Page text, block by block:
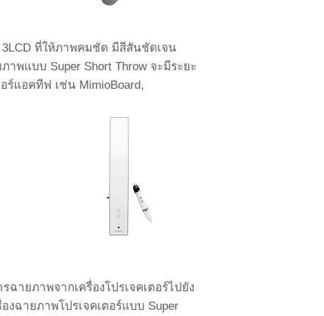
3LCD ที่ให้ภาพคมชัด มีสีสันชัดเจน
พแบบ Super Short Throw จะมีระยะ
ร์แอคทีฟ เช่น MimioBoard,
ายภาพจากเครื่องโปรเจคเตอร์ไปยัง
งฉายภาพโปรเจคเตอร์แบบ Super